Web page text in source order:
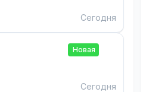
Сегодня
Новая
Сегодня